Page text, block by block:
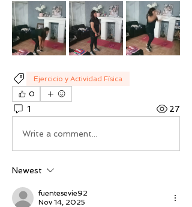
Ejercicio y Actividad Física
0
1 27
Write a comment...
Newest
fuentesevie92
Nov 14, 2025